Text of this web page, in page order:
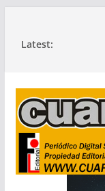
Latest: